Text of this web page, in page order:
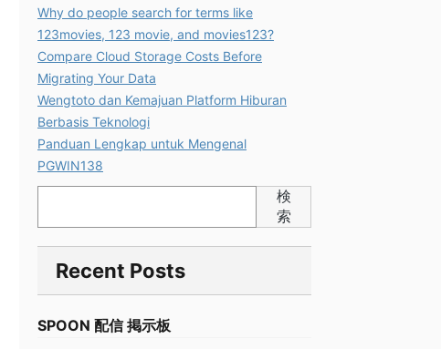
Why do people search for terms like
123movies, 123 movie, and movies123?
Compare Cloud Storage Costs Before
Migrating Your Data
Wengtoto dan Kemajuan Platform Hiburan
Berbasis Teknologi
Panduan Lengkap untuk Mengenal
PGWIN138
検
索
Recent Posts
SPOON 配信 掲示板